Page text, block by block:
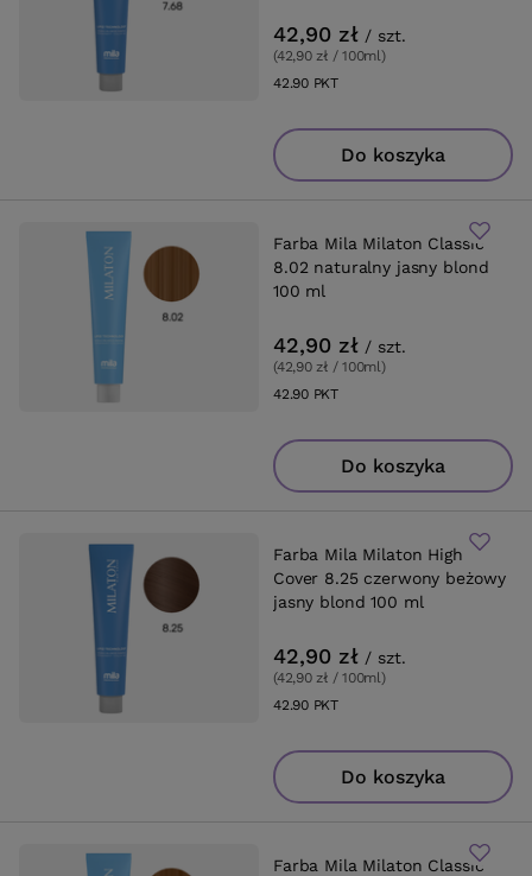
42,90 zł / szt.
(42,90 zł / 100ml)
42.90PKTpunktów
Do koszyka
Farba Mila Milaton Classic
8.02 naturalny jasny blond
100 ml
42,90 zł / szt.
(42,90 zł / 100ml)
42.90PKTpunktów
Do koszyka
Farba Mila Milaton High
Cover 8.25 czerwony beżowy
jasny blond 100 ml
42,90 zł / szt.
(42,90 zł / 100ml)
42.90PKTpunktów
Do koszyka
Farba Mila Milaton Classic